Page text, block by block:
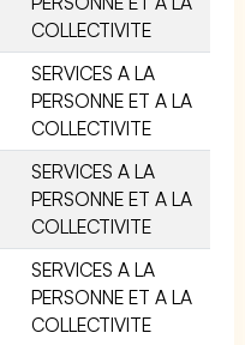
COLLECTIVITE
SERVICES A LA
PERSONNE ET A LA
COLLECTIVITE
SERVICES A LA
PERSONNE ET A LA
COLLECTIVITE
SERVICES A LA
PERSONNE ET A LA
COLLECTIVITE